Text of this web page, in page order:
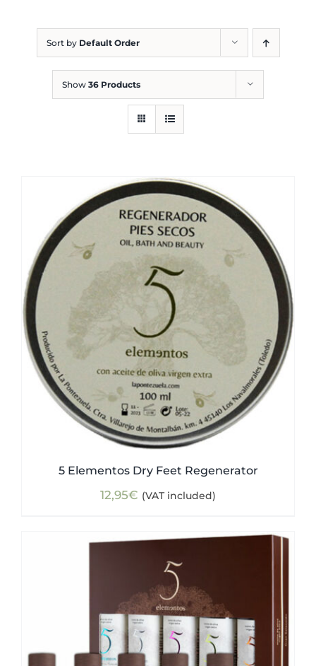
Sort by Default Order
Show 36 Products
5 Elementos Dry Feet Regenerator
12,95€ (VAT included)